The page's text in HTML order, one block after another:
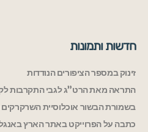
חדשות ותמונות
זינוק במספר הציפורים הנודדות
התראה מאת הרט”ג לגבי התקרבות
בשמורת הבשור אוכלוסיית
כתבה על הפרוייקט באתר הארץ